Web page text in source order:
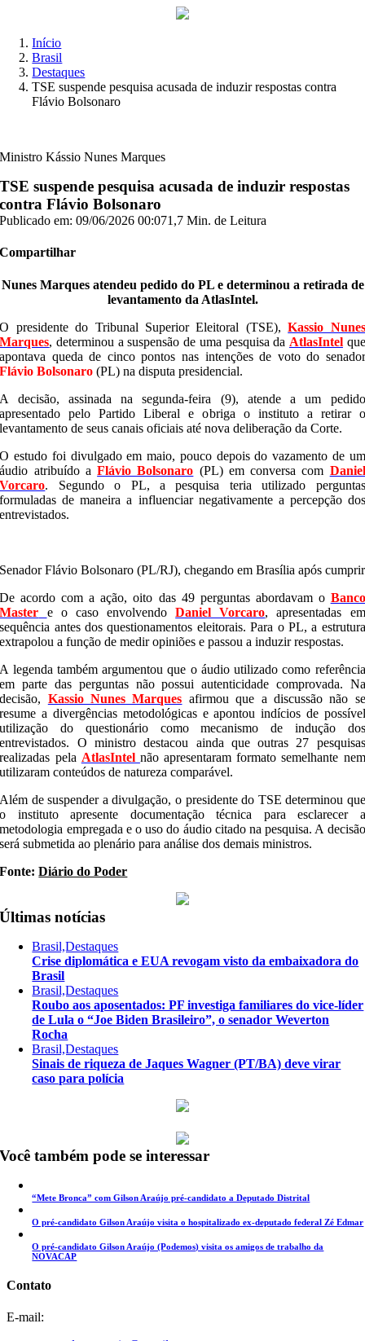
Início
Brasil
Destaques
TSE suspende pesquisa acusada de induzir respostas contra
Flávio Bolsonaro
Ministro Kássio Nunes Marques
TSE suspende pesquisa acusada de induzir respostas
contra Flávio Bolsonaro
Publicado em: 09/06/2026 00:071,7 Min. de Leitura
Compartilhar
Nunes Marques atendeu pedido do PL e determinou a retirada de
levantamento da AtlasIntel.
O presidente do Tribunal Superior Eleitoral (TSE),Kassio Nunes
Marques, determinou a suspensão de uma pesquisa da AtlasIntelque
apontava queda de cinco pontos nas intenções de voto do senador
Flávio Bolsonaro (PL) na disputa presidencial.
A decisão, assinada na segunda-feira (9), atende a um pedido
apresentado pelo Partido Liberal e obriga o instituto a retirar o
levantamento de seus canais oficiais até nova deliberação da Corte.
O estudo foi divulgado em maio, pouco depois do vazamento de um
áudio atribuído aFlávio Bolsonaro (PL) em conversa com Daniel
Vorcaro. Segundo o PL, a pesquisa teria utilizado perguntas
formuladas de maneira a influenciar negativamente a percepção dos
entrevistados.
Senador Flávio Bolsonaro (PL/RJ), chegando em Brasília após
De acordo com a ação, oito das 49 perguntas abordavam o Banco
Master
e o caso envolvendoDaniel Vorcaro, apresentadas em
sequência antes dos questionamentos eleitorais. Para o PL, a estrutura
extrapolou a função de medir opiniões e passou a induzir respostas.
A legenda também argumentou que o áudio utilizado como referência
em parte das perguntas não possui autenticidade comprovada. Na
decisão, Kassio Nunes Marques afirmou que a discussão não se
resume a divergências metodológicas e apontou indícios de possível
utilização do questionário como mecanismo de indução dos
entrevistados. O ministro destacou ainda que outras 27 pesquisas
realizadas pela AtlasIntel não apresentaram formato semelhante nem
utilizaram conteúdos de natureza comparável.
Além de suspender a divulgação, o presidente do TSE determinou que
o instituto apresente documentação técnica para esclarecer a
metodologia empregada e o uso do áudio citado na pesquisa. A decisão
será submetida ao plenário para análise dos demais ministros.
Fonte:Diário do Poder
Últimas notícias
Brasil,Destaques
Crise diplomática e EUA revogam visto da embaixadora do
Brasil
Brasil,Destaques
Roubo aos aposentados: PF investiga familiares do vice-líder
de Lula o “Joe Biden Brasileiro”, o senador Weverton
Rocha
Brasil,Destaques
Sinais de riqueza de Jaques Wagner (PT/BA) deve virar
caso para polícia
Você também pode se interessar
“Mete Bronca” com Gilson Araújo pré-candidato a Deputado Distrital
O pré-candidato Gilson Araújo visita o hospitalizado ex-deputado federal Zé Edmar
O pré-candidato Gilson Araújo (Podemos) visita os amigos de trabalho da
NOVACAP
Contato
E-mail: